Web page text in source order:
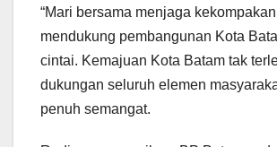
“Mari bersama menjaga
mendukung pembangunan Kota
cintai. Kemajuan Kota Batam tak
dukungan seluruh elemen
penuh semangat.